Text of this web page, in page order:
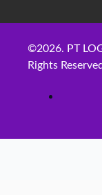
©2026. PT
Rights